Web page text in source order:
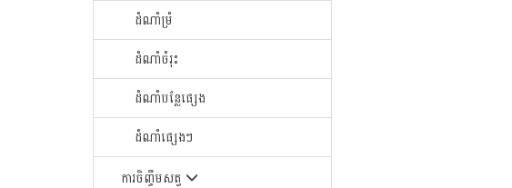
ដំណាំម្រំ
ដំណាំចំរុះ
ដំណាំបន្លែផ្សេង
ដំណាំផ្សេងៗ
ការចិញ្ចឹមសត្វ